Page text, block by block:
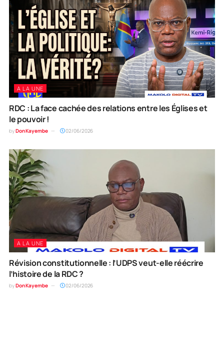
A LA UNE
RDC : La face cachée des relations entre les Églises et
le pouvoir !
byDon Kayembe 02/06/2026
A LA UNE
Révision constitutionnelle : l’UDPS veut-elle réécrire
l’histoire de la RDC ?
byDon Kayembe 02/06/2026